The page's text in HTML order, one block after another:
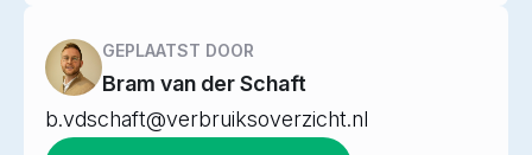
GEPLAATST DOOR
Bram van der Schaft
b.vdschaft@verbruiksoverzicht.nl